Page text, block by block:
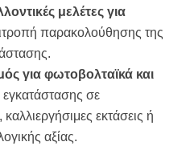
μελέτες για
παρακολούθησης της
για φωτοβολταϊκά και
σε
εκτάσεις ή
αξίας.